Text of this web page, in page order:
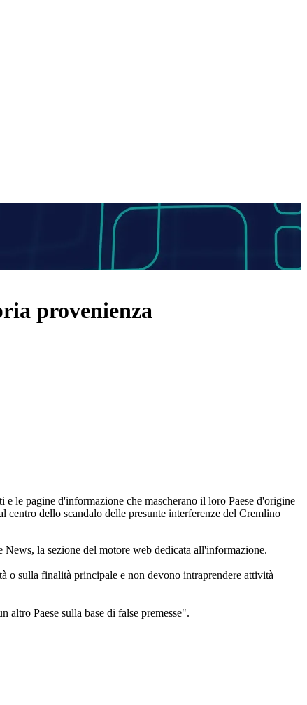
provenienza
le pagine d'informazione che mascherano il loro Paese d'origine
centro dello scandalo delle presunte interferenze del Cremlino
la sezione del motore web dedicata all'informazione.
o sulla finalità principale e non devono intraprendere attività
Paese sulla base di false premesse".